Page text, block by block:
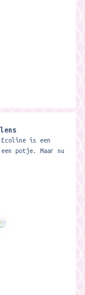
is een
potje. Maar nu